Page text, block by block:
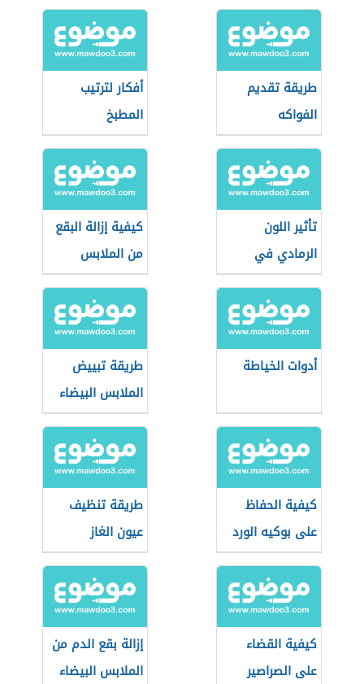
التنظيف
طريقة تقديم
الفواكه
أفكار لترتيب
المطبخ
تأثير اللون
الرمادي في
الديكور
كيفية إزالة البقع
من الملابس
البيضاء بالكلور
أدوات الخياطة
طريقة تبييض
الملابس البيضاء
بملح الليمون
كيفية الحفاظ
على بوكيه الورد
الطبيعي
طريقة تنظيف
عيون الغاز
كيفية القضاء
على الصراصير
إزالة بقع الدم من
الملابس البيضاء